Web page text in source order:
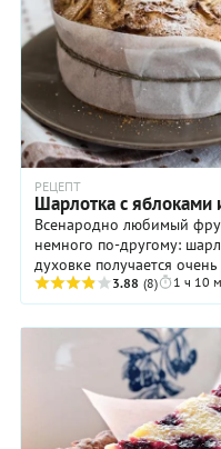
РЕЦЕПТ
Шарлотка с яблоками
Всенародно любимый
немного по-другому:
духовке получается
сомневайтесь: близкие по
3.88 (8) 1 ч 10